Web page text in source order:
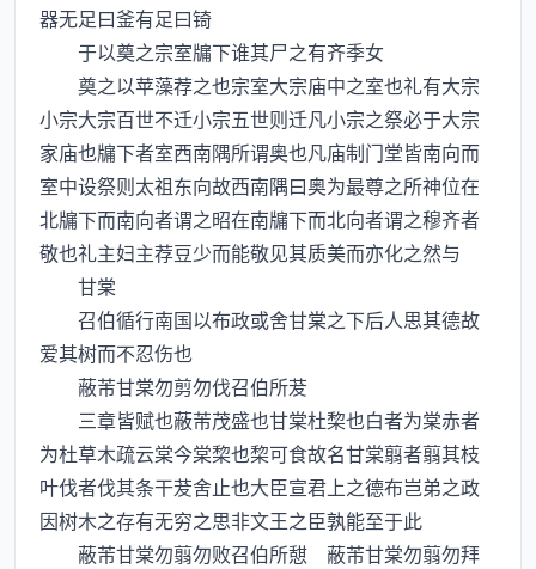
器无足曰釜有足曰锜
于以奠之宗室牖下谁其尸之有齐季女
奠之以苹藻荐之也宗室大宗庙中之室也礼有大宗
小宗大宗百世不迁小宗五世则迁凡小宗之祭必于大宗
家庙也牖下者室西南隅所谓奥也凡庙制门堂皆南向而
室中设祭则太祖东向故西南隅曰奥为最尊之所神位在
北牖下而南向者谓之昭在南牖下而北向者谓之穆齐者
敬也礼主妇主荐豆少而能敬见其质美而亦化之然与
甘棠
召伯循行南国以布政或舍甘棠之下后人思其德故
爱其树而不忍伤也
蔽芾甘棠勿剪勿伐召伯所茇
三章皆赋也蔽芾茂盛也甘棠杜棃也白者为棠赤者
为杜草木疏云棠今棠棃也棃可食故名甘棠翦者翦其枝
叶伐者伐其条干茇舍止也大臣宣君上之德布岂弟之政
因树木之存有无穷之思非文王之臣孰能至于此
蔽芾甘棠勿翦勿败召伯所憇 蔽芾甘棠勿翦勿拜